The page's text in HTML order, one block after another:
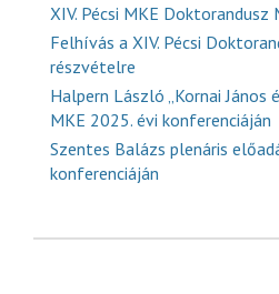
XIV. Pécsi MKE Doktorandusz
Felhívás a XIV. Pécsi
részvételre
Halpern László „Kornai János
MKE 2025. évi konferenciáján
Szentes Balázs plenáris
konferenciáján